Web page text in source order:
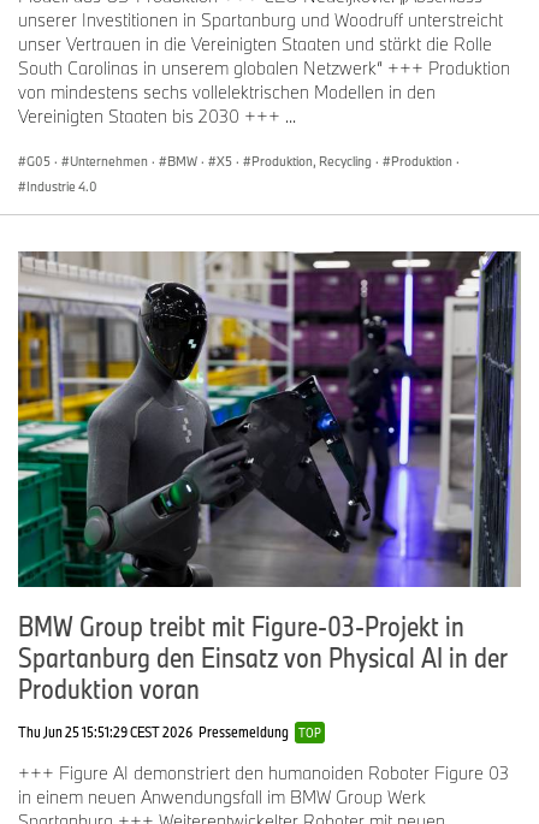
unserer Investitionen in Spartanburg und Woodruff unterstreicht
unser Vertrauen in die Vereinigten Staaten und stärkt die Rolle
South Carolinas in unserem globalen Netzwerk“ +++ Produktion
von mindestens sechs vollelektrischen Modellen in den
Vereinigten Staaten bis 2030 +++ ...
G05 · Unternehmen · BMW · X5 · Produktion, Recycling · Produktion ·
Industrie 4.0
BMW Group treibt mit Figure-03-Projekt in
Spartanburg den Einsatz von Physical AI in der
Produktion voran
Thu Jun 25 15:51:29 CEST 2026 Pressemeldung TOP
+++ Figure AI demonstriert den humanoiden Roboter Figure 03
in einem neuen Anwendungsfall im BMW Group Werk